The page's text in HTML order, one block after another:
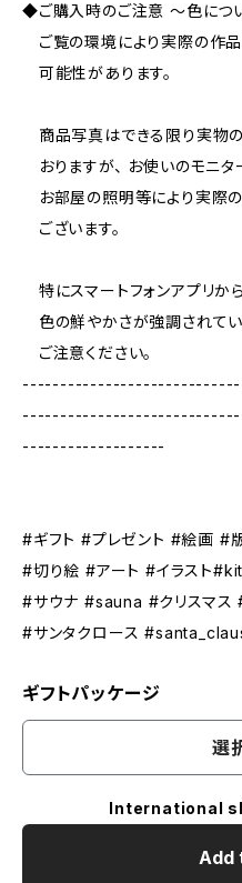
◆ご購入時のご注意 ～色につ
ご覧の環境により実際の作
可能性があります。
商品写真はできる限り実物
おりますが、 お使いのモニタ
お部屋の照明等により実際
ございます。
特にスマートフォンアプリか
色の鮮やかさが強調されて
ご注意ください。
-------------------
#ギフト #プレゼント #絵画 #
#切り絵 #アート #イラスト
#サウナ #sauna #クリスマス
#サンタクロース
ギフトパッケージ
選
International
Add